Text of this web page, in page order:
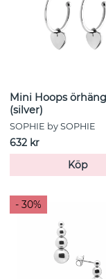
Mini Hoops
(silver)
SOPHIE by SOPHIE
632 kr
Köp
- 30%